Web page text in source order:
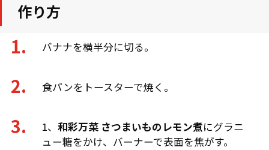
作り方
バナナを横半分に切る。
食パンをトースターで焼く。
1、和彩万菜 さつまいものレモン煮にグラニ
ュー糖をかけ、バーナーで表面を焦がす。